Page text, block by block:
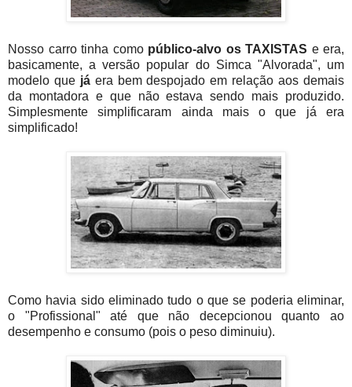
Nosso carro tinha como público-alvo os TAXISTAS e era,
basicamente, a versão popular do Simca "Alvorada", um
modelo que jáera bem despojado em relação aos demais
da montadora e que não estava sendo mais produzido.
Simplesmente simplificaram ainda mais o que já era
simplificado!
Como havia sido eliminado tudo o que se poderia eliminar,
o "Profissional" até que não decepcionou quanto ao
desempenho e consumo (pois o peso diminuiu).